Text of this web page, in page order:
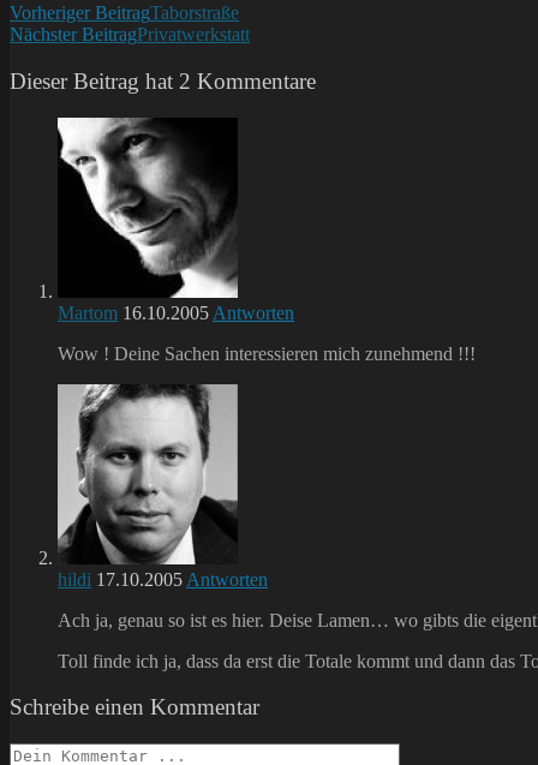
Weitere
Artikel
ansehen
Vorheriger BeitragTaborstraße
Nächster BeitragPrivatwerkstatt
Dieser Beitrag hat 2 Kommentare
Martom 16.10.2005 Antworten
Wow ! Deine Sachen interessieren mich zunehmend !!!
hildi 17.10.2005 Antworten
Ach ja, genau so ist es hier. Deise Lamen… wo gibts die
Toll finde ich ja, dass da erst die Totale kommt und dann das
Schreibe einen Kommentar
Kommentieren